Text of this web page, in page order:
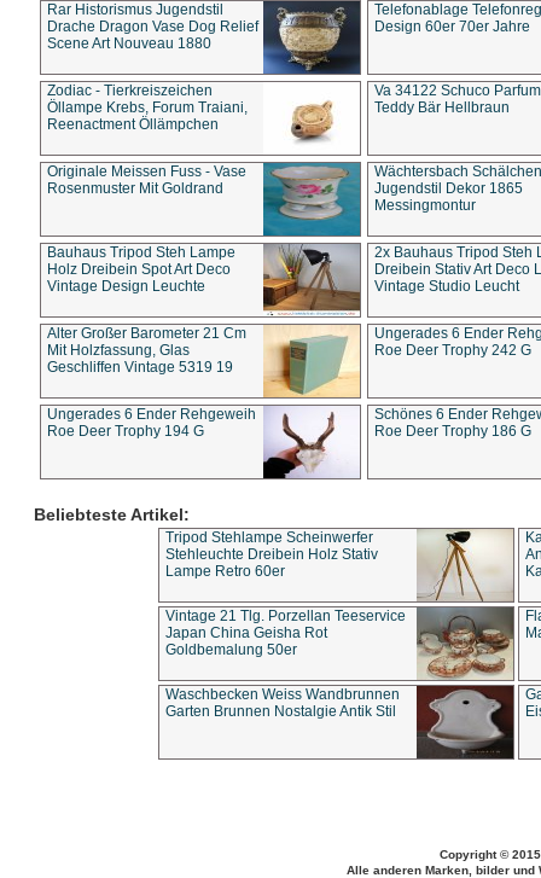
Rar Historismus Jugendstil
Drache Dragon Vase Dog Relief
Scene Art Nouveau 1880
Telefonablage
Design 60er 70er Jahre
Zodiac - Tierkreiszeichen
Öllampe Krebs, Forum Traiani,
Reenactment Öllämpchen
Va 34122 Schuco
Teddy Bär Hellbraun
Originale Meissen Fuss - Vase
Rosenmuster Mit Goldrand
Wächtersbach Schälchen
Jugendstil Dekor 1865
Messingmontur
Bauhaus Tripod Steh Lampe
Holz Dreibein Spot Art Deco
Vintage Design Leuchte
2x Bauhaus Tripod Steh
Dreibein Stativ Art Deco
Vintage Studio Leucht
Alter Großer Barometer 21 Cm
Mit Holzfassung, Glas
Geschliffen Vintage 5319 19
Ungerades 6 Ender
Roe Deer Trophy 242 G
Ungerades 6 Ender Rehgeweih
Roe Deer Trophy 194 G
Schönes 6 Ender
Roe Deer Trophy 186 G
Beliebteste Artikel:
Tripod Stehlampe Scheinwerfer
Stehleuchte Dreibein Holz Stativ
Lampe Retro 60er
Vintage 21 Tlg. Porzellan Teeservice
Japan China Geisha Rot
Goldbemalung 50er
Waschbecken Weiss Wandbrunnen
Garten Brunnen Nostalgie Antik Stil
Copyright ©
Alle anderen Marken, bilder und